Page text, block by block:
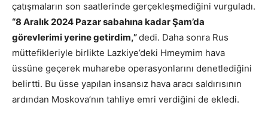
çatışmaların son saatlerinde gerçekleşmediğini vurguladı.
“8 Aralık 2024 Pazar sabahına kadar Şam’da
görevlerimi yerine getirdim,”dedi. Daha sonra Rus
müttefikleriyle birlikte Lazkiye’deki Hmeymim hava
üssüne geçerek muharebe operasyonlarını denetlediğini
belirtti. Bu üsse yapılan insansız hava aracı saldırısının
ardından Moskova’nın tahliye emri verdiğini de ekledi.